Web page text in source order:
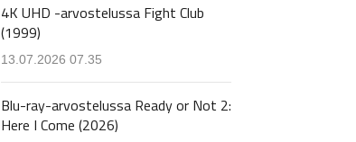
4K UHD -arvostelussa Fight Club
(1999)
13.07.2026 07.35
Blu-ray-arvostelussa Ready or Not 2:
Here I Come (2026)